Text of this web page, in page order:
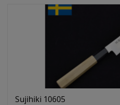
Sujihiki 10605